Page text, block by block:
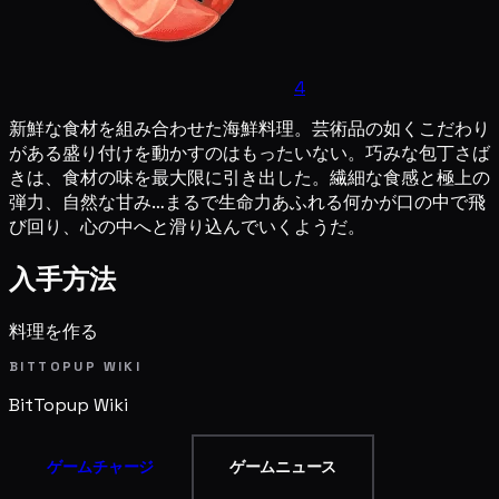
4
新鮮な食材を組み合わせた海鮮料理。芸術品の如くこだわり
がある盛り付けを動かすのはもったいない。巧みな包丁さば
きは、食材の味を最大限に引き出した。繊細な食感と極上の
弾力、自然な甘み…まるで生命力あふれる何かが口の中で飛
び回り、心の中へと滑り込んでいくようだ。
入手方法
料理を作る
BITTOPUP WIKI
BitTopup Wiki
ゲームチャージ ゲームニュース